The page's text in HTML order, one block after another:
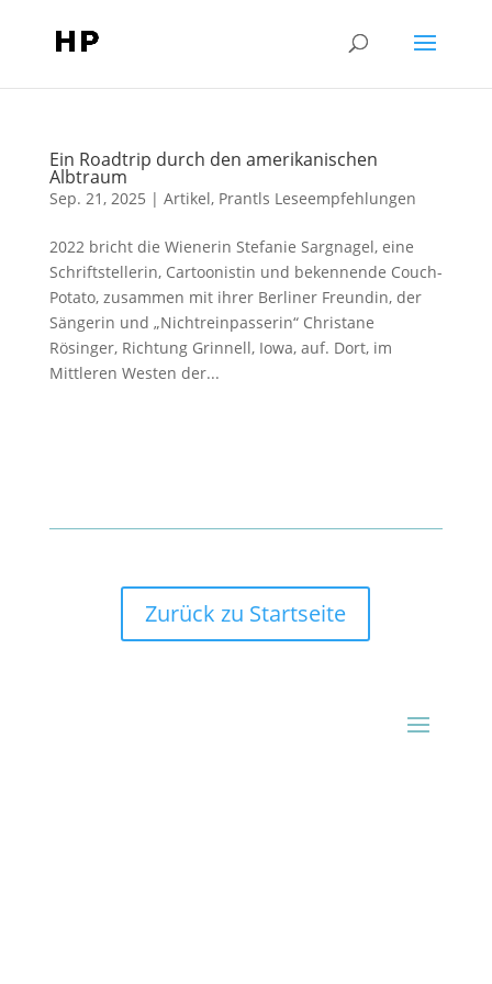
Ein Roadtrip durch den amerikanischen
Albtraum
Sep. 21, 2025 | Artikel, Prantls Leseempfehlungen
2022 bricht die Wienerin Stefanie Sargnagel, eine
Schriftstellerin, Cartoonistin und bekennende Couch-
Potato, zusammen mit ihrer Berliner Freundin, der
Sängerin und „Nichtreinpasserin“ Christane
Rösinger, Richtung Grinnell, Iowa, auf. Dort, im
Mittleren Westen der...
Zurück zu Startseite